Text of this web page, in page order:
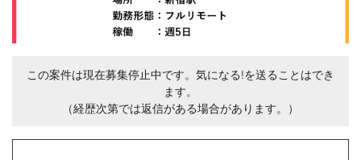
この案件は現在募集停止中です。気になる!を送ることはでき
ます。
（経歴次第では返信がある場合があります。）